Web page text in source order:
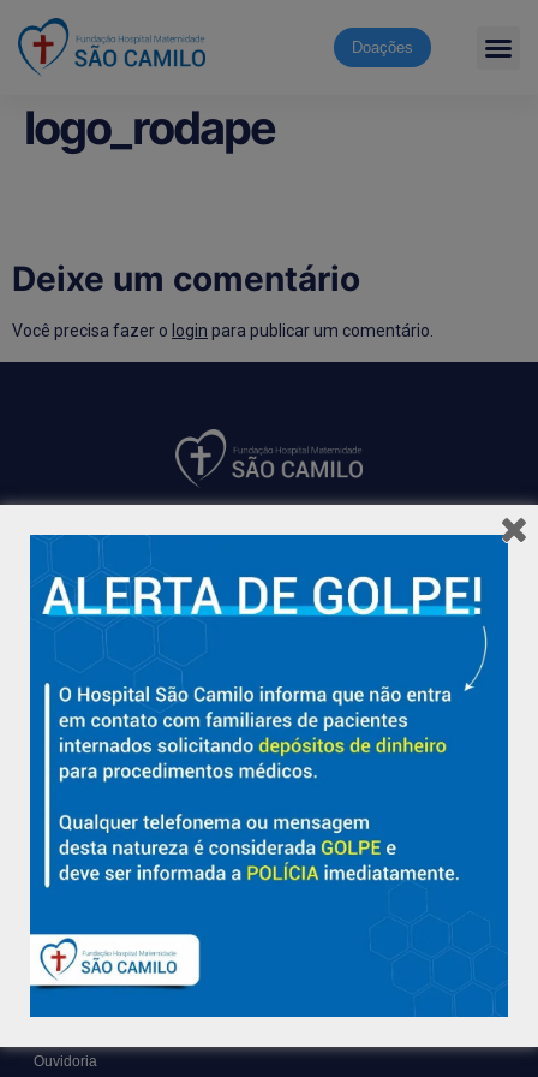
Doações
logo_rodape
Deixe um comentário
Você precisa fazer o login para publicar um comentário.
Hospital São Camilo – há mais de 50 anos cuidando da saúde
Aracruz e região.
Sobre
Diretorias
Políticas e Normas
Suporte
Ouvidoria